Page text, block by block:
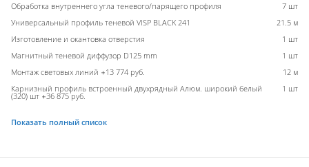
Обработка внутреннего угла теневого/парящего профиля
7 шт
Универсальный профиль теневой VISP BLACK 241
21.5 м
Изготовление и окантовка отверстия
1 шт
Магнитный теневой диффузор D125 mm
1 шт
Монтаж световых линий +13 774 руб.
12 м
Карнизный профиль встроенный двухрядный Алюм. широкий белый
(320) шт +36 875 руб.
1 шт
Показать полный список